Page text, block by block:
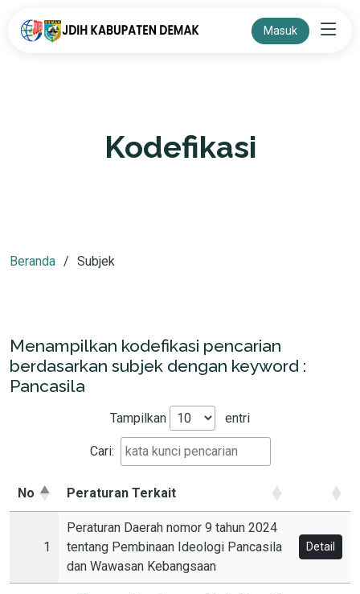
Masuk
Kodefikasi
Beranda Subjek
Menampilkan kodefikasi pencarian
berdasarkan subjek dengan keyword :
Pancasila
Tampilkan entri
Cari:
No Peraturan Terkait
1
Peraturan Daerah nomor 9 tahun 2024
tentang Pembinaan Ideologi Pancasila
dan Wawasan Kebangsaan
Detail